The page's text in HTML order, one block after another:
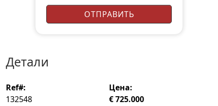
детали
ref#:
132548
цена:
€ 725.000